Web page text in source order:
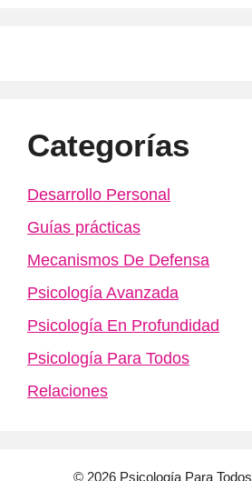
Categorías
Desarrollo Personal
Guías prácticas
Mecanismos De Defensa
Psicología Avanzada
Psicología En Profundidad
Psicología Para Todos
Relaciones
© 2026 Psicología Para Todos